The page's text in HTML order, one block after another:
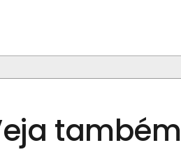
também